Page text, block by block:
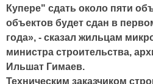
Купере" сдать около пяти
объектов будет сдан в
года», - сказал жильцам
министра строительства,
Ильшат Гимаев.
Техническим заказчиком